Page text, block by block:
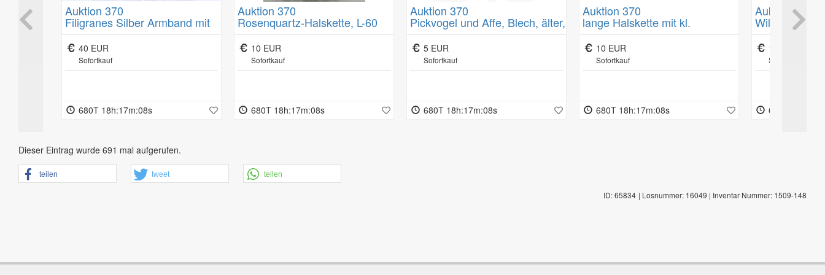
Das Muster-Widerrufsformular finden Sie unterhalb unserer Allgemeinen Geschäftsbedingungen/Kundeninformationen.
für
Auktion 370
Filigranes Silber Armband mit
Koralle, Silber gepr, Stift fehlt,
B. 2,2cm, 39,5g.
40 EUR
Sofortkauf
680T 18h:17m:07s
Auktion 370
Rosenquartz-Halskette, L-60
10 EUR
Sofortkauf
680T 18h:17m:07s
Auktion 370
Pickvogel und Affe, Blech, älter,
Schlüsselwerk bei Affe läuft, je
mit Gebrauchsspuren, ca. H-
11cm
5 EUR
Sofortkauf
680T 18h:17m:07s
Auktion 370
lange Halskette mit kl.
Farbsteinen und Magneten L-65
cm, aber beliebig anders
zusammenstellbar mit den
Magneten, z.B. 2 reihig oder als
10 EUR
Sofortkauf
680T 18h:17m:07s
Auktion 370
Willy BLEYS
Öl/Leinen,
100 EUR
Sofortkauf
680T
Dieser Eintrag wurde 691 mal aufgerufen.
teilen tweet teilen
ID: 65834 | Losnummer: 16049 | Inventar Nummer: 1509-148